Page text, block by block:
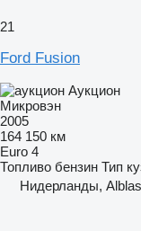
21
Ford Fusion
Аукцион
Микровэн
2005
164 150 км
Euro 4
Топливо бензин Тип
Нидерланды,